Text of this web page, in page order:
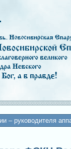
– руководителя